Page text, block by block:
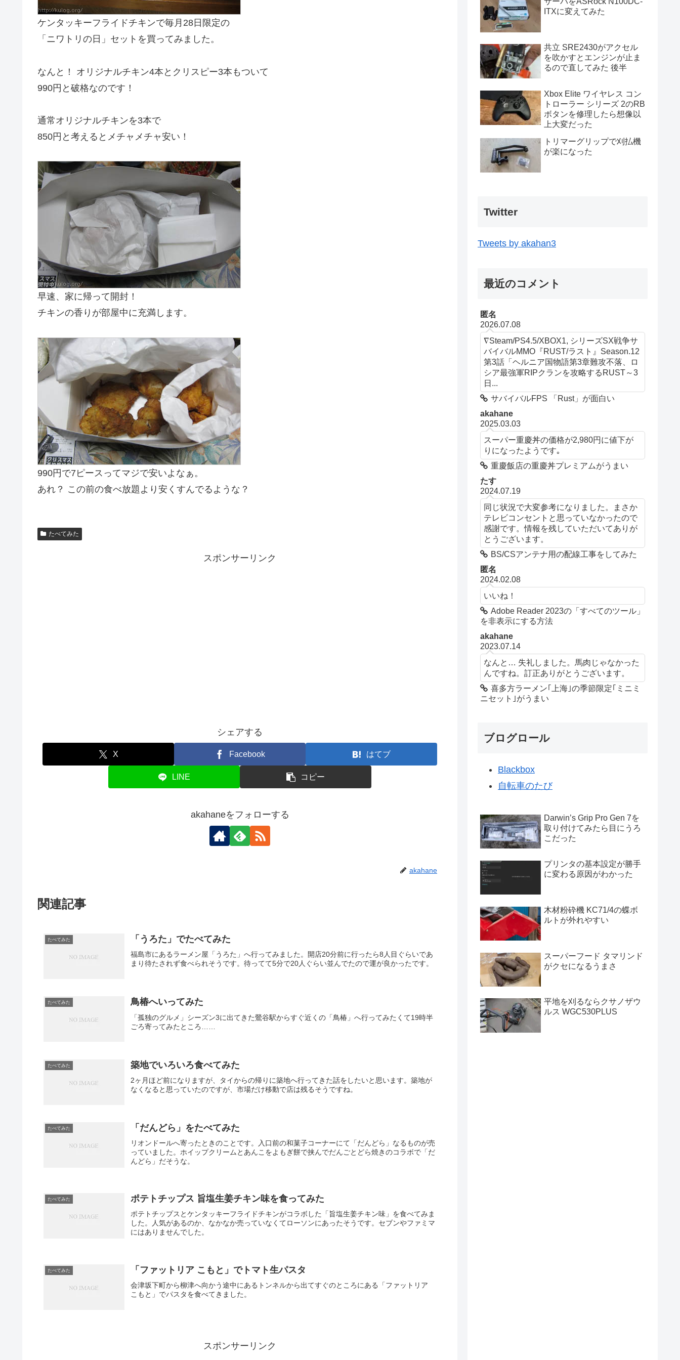
ケンタッキーフライドチキンで毎月28日限定の
「ニワトリの日」セットを買ってみました。
なんと！ オリジナルチキン4本とクリスピー3本もついて
990円と破格なのです！
通常オリジナルチキンを3本で
850円と考えるとメチャメチャ安い！
早速、家に帰って開封！
チキンの香りが部屋中に充満します。
990円で7ピースってマジで安いよなぁ。
あれ？ この前の食べ放題より安くすんでるような？
たべてみた
スポンサーリンク
シェアする
X Facebook はてブ
LINE コピー
akahaneをフォローする
akahane
関連記事
たべてみた 「うろた」でたべてみた
福島市にあるラーメン屋「うろた」へ行ってみました。開店20分前に行ったら8人目ぐらいであ
まり待たされず食べられそうです。待ってて5分で20人ぐらい並んでたので運が良かったです。
たべてみた 鳥椿へいってみた
「孤独のグルメ」シーズン3に出てきた鶯谷駅からすぐ近くの「鳥椿」へ行ってみたくて19時半
ごろ寄ってみたところ……
たべてみた 築地でいろいろ食べてみた
2ヶ月ほど前になりますが、タイからの帰りに築地へ行ってきた話をしたいと思います。築地が
なくなると思っていたのですが、市場だけ移動で店は残るそうですね。
たべてみた 「だんどら」をたべてみた
リオンドールへ寄ったときのことです。入口前の和菓子コーナーにて「だんどら」なるものが売
っていました。ホイップクリームとあんこをよもぎ餅で挟んでだんごとどら焼きのコラボで「だ
んどら」だそうな。
たべてみた ポテトチップス 旨塩生姜チキン味を食ってみた
ポテトチップスとケンタッキーフライドチキンがコラボした「旨塩生姜チキン味」を食べてみま
した。人気があるのか、なかなか売っていなくてローソンにあったそうです。セブンやファミマ
にはありませんでした。
たべてみた 「ファットリア こもと」でトマト生パスタ
会津坂下町から柳津へ向かう途中にあるトンネルから出てすぐのところにある「ファットリア
こもと」でパスタを食べてきました。
スポンサーリンク
ITXに変えてみた
共立 SRE2430がアクセル
を吹かすとエンジンが止ま
るので直してみた 後半
Xbox Elite ワイヤレス コン
トローラー シリーズ 2のRB
ボタンを修理したら想像以
上大変だった
トリマーグリップで刈払機
が楽になった
Twitter
Tweets by akahan3
最近のコメント
匿名
2026.07.08
∇Steam/PS4.5/XBOX1, シリーズSX戦争サ
バイバルMMO『RUST/ラスト』Season.12
第3話「ヘルニア国物語第3章難攻不落、ロ
シア最強軍RIPクランを攻略するRUST～3
日...
サバイバルFPS 「Rust」が面白い
akahane
2025.03.03
スーパー重慶丼の価格が2,980円に値下が
りになったようです｡
重慶飯店の重慶丼プレミアムがうまい
たす
2024.07.19
同じ状況で大変参考になりました。まさか
テレビコンセントと思っていなかったので
感謝です。情報を残していただいてありが
とうございます。
BS/CSアンテナ用の配線工事をしてみた
匿名
2024.02.08
いいね！
Adobe Reader 2023の「すべてのツール」
を非表示にする方法
akahane
2023.07.14
なんと… 失礼しました。馬肉じゃなかった
んですね。訂正ありがとうございます。
喜多方ラーメン｢上海｣の季節限定｢ミニミ
ニセット｣がうまい
ブログロール
Blackbox
自転車のたび
Darwin’s Grip Pro Gen 7を
取り付けてみたら目にうろ
こだった
プリンタの基本設定が勝手
に変わる原因がわかった
木材粉砕機 KC71/4の蝶ボ
ルトが外れやすい
スーパーフード タマリンド
がクセになるうまさ
平地を刈るならクサノザウ
ルス WGC530PLUS